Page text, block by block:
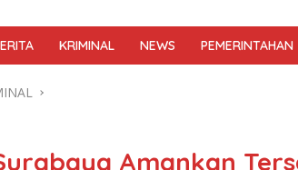
KRIMINAL NEWS PEMERINTAHAN
Amankan